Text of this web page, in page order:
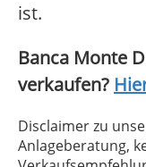
ist.
Banca Monte
verkaufen?
Disclaimer zu
Anlageberatung,